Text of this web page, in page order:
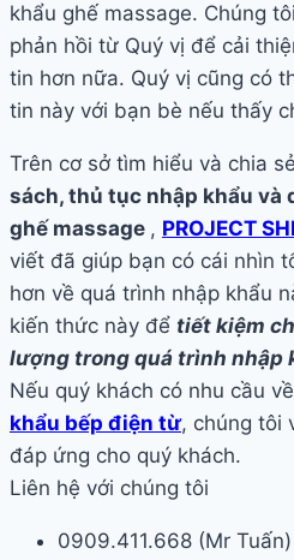
khẩu ghế massage. Chúng
phản hồi từ Quý vị để cải
tin hơn nữa. Quý vị cũng có
tin này với bạn bè nếu thấy
Trên cơ sở tìm hiểu và chia
sách, thủ tục nhập khẩu và
ghế massage , PROJECT
viết đã giúp bạn có cái nhìn
hơn về quá trình nhập khẩu
kiến thức này để tiết kiệm
lượng trong quá trình nhập
Nếu quý khách có nhu cầu về
khẩu bếp điện từ, chúng tôi
đáp ứng cho quý khách.
Liên hệ với chúng tôi
0909.411.668 (Mr